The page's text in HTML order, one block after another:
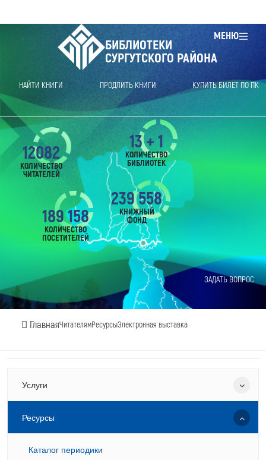
МЕНЮ
БИБЛИОТЕКИ
СУРГУТСКОГО РАЙОНА
НАЙТИ КНИГИ ПРОДЛИТЬ КНИГИ КУПИТЬ БИЛЕТ ПО ПК
ЗАДАТЬ ВОПРОС
ГлавнаяЧитателямРесурсыЭлектронная выставка
12082
КОЛИЧЕСТВО
ЧИТАТЕЛЕЙ
189 158
КОЛИЧЕСТВО
ПОСЕТИТЕЛЕЙ
239 558
КНИЖНЫЙ
ФОНД
13 + 1
КОЛИЧЕСТВО
БИБЛИОТЕК
Услуги
Ресурсы
Каталог периодики